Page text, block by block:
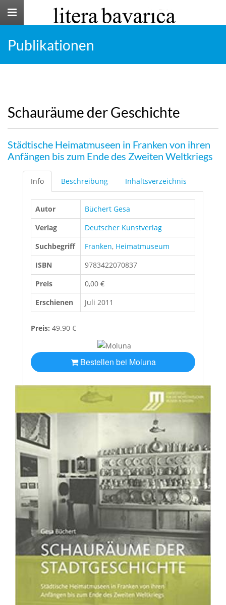
Toggle
Publikationen
Schauräume der Geschichte
Städtische Heimatmuseen in Franken von ihren
Anfängen bis zum Ende des Zweiten Weltkriegs
Info Beschreibung Inhaltsverzeichnis
Autor
Büchert Gesa
Verlag
Deutscher Kunstverlag
Suchbegriff
Franken, Heimatmuseum
ISBN
9783422070837
Preis
0,00 €
Erschienen
Juli 2011
Preis: 49.90 €
Bestellen bei Moluna